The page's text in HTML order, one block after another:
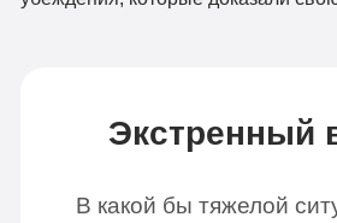
Экстренный
В какой бы тяжелой